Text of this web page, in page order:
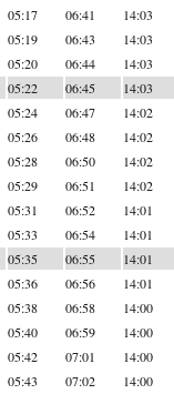
05:17 06:41 14:03
05:19 06:43 14:03
05:20 06:44 14:03
05:22 06:45 14:03
05:24 06:47 14:02
05:26 06:48 14:02
05:28 06:50 14:02
05:29 06:51 14:02
05:31 06:52 14:01
05:33 06:54 14:01
05:35 06:55 14:01
05:36 06:56 14:01
05:38 06:58 14:00
05:40 06:59 14:00
05:42 07:01 14:00
05:43 07:02 14:00